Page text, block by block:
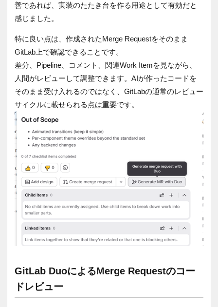
善であれば、実装のたたき台を作る用途として有効だと
感じました。
特に良い点は、作成されたMerge Requestをそのまま
GitLab上で確認できることです。
差分、Pipeline、コメント、関連Work Itemを見ながら、
人間がレビューして調整できます。AIが作ったコードを
そのまま受け入れるのではなく、GitLabの通常のレビュー
サイクルに載せられる点は重要です。
GitLab DuoによるMerge Requestのコー
ドレビュー